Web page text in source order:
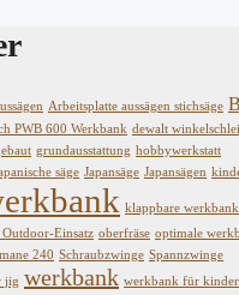
Arbeitsplatte aussägen stichsäge
PWB 600 Werkbank dewalt
grundausstattung hobbywerkstatt
säge Japansäge Japansägen
klappbare
Einsatz oberfräse optimale
240 Schraubzwinge Spannzwinge
jig werkbank werkbank für kinder